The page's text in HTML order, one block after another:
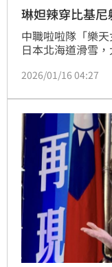
琳妲辣穿比基
中職啦啦隊「樂
日本北海道滑雪
基尼躺臥雪中，不
一覽無遺。這組
狂」、「太冷了
海道的熊還要厲害
感魅力與敬業精
2026/01/16 04:27